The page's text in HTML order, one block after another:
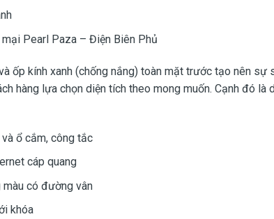
Pearl Paza – Điện Biên Phủ
ốp kính xanh (chống nắng) toàn mặt trước tạo nên
hàng lựa chọn diện tích theo mong muốn. Cạnh đó
ổ cắm, công tắc
cáp quang
có đường vân
khóa